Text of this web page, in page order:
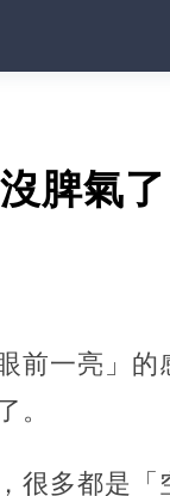
脾氣
前一亮」的
。
很多都是「